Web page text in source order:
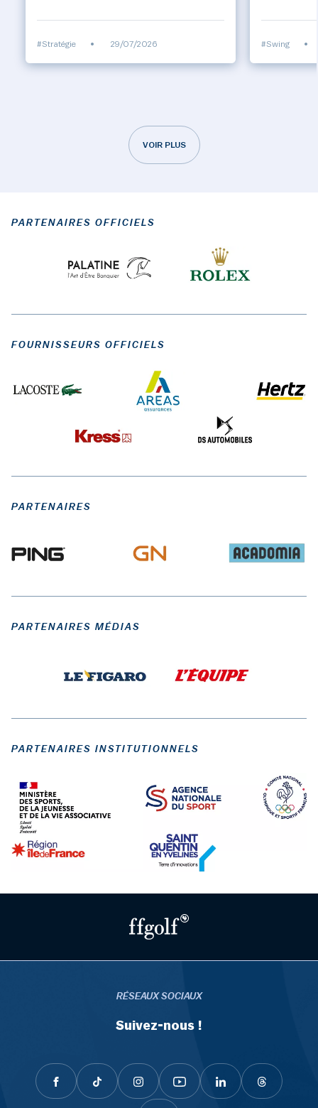
#Stratégie • 29/07/2026 #Swing •
VOIR PLUS
PARTENAIRES OFFICIELS
FOURNISSEURS OFFICIELS
PARTENAIRES
PARTENAIRES MÉDIAS
PARTENAIRES INSTITUTIONNELS
RÉSEAUX SOCIAUX
Suivez-nous !